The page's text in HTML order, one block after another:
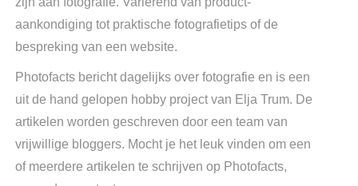
aankondiging tot praktische fotografietips of de
bespreking van een website.
Photofacts bericht dagelijks over fotografie en is een
uit de hand gelopen hobby project van Elja Trum. De
artikelen worden geschreven door een team van
vrijwillige bloggers. Mocht je het leuk vinden om een
of meerdere artikelen te schrijven op Photofacts,